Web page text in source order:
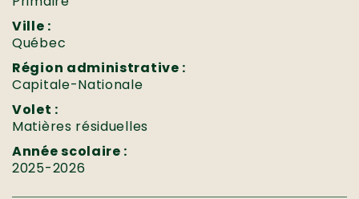
Ville :
Québec
Région administrative :
Capitale-Nationale
Volet :
Matières résiduelles
Année scolaire :
2025-2026